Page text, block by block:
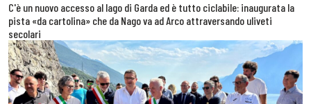
C'è un nuovo accesso al lago di Garda ed è tutto ciclabile: inaugurata la
pista «da cartolina» che da Nago va ad Arco attraversando uliveti
secolari